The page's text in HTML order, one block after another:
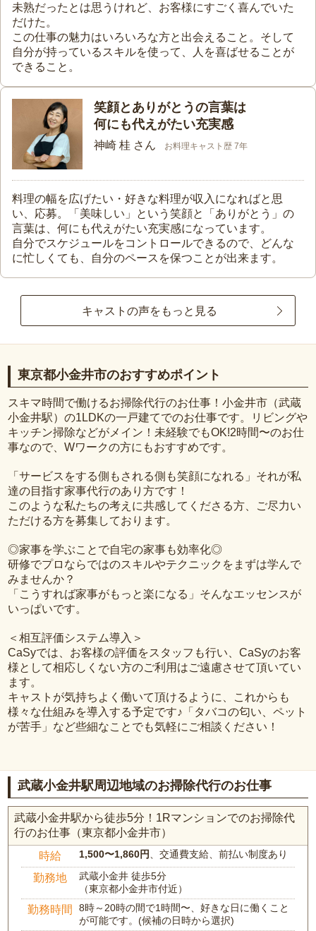
未熟だったとは思うけれど、お客様にすごく喜んでいた
だけた。
この仕事の魅力はいろいろな方と出会えること。そして
自分が持っているスキルを使って、人を喜ばせることが
できること。
笑顔とありがとうの言葉は
何にも代えがたい充実感
神崎 桂 さん お料理キャスト歴 7年
料理の幅を広げたい・好きな料理が収入になればと思
い、応募。「美味しい」という笑顔と「ありがとう」の
言葉は、何にも代えがたい充実感になっています。
自分でスケジュールをコントロールできるので、どんな
に忙しくても、自分のペースを保つことが出来ます。
キャストの声をもっと見る
東京都小金井市のおすすめポイント
スキマ時間で働けるお掃除代行のお仕事！小金井市（武蔵
小金井駅）の1LDKの一戸建てでのお仕事です。リビングや
キッチン掃除などがメイン！未経験でもOK!2時間〜のお仕
事なので、Wワークの方にもおすすめです。
「サービスをする側もされる側も笑顔になれる」それが私
達の目指す家事代行のあり方です！
このような私たちの考えに共感してくださる方、ご尽力い
ただける方を募集しております。
◎家事を学ぶことで自宅の家事も効率化◎
研修でプロならではのスキルやテクニックをまずは学んで
みませんか？
「こうすれば家事がもっと楽になる」そんなエッセンスが
いっぱいです。
＜相互評価システム導入＞
CaSyでは、お客様の評価をスタッフも行い、CaSyのお客
様として相応しくない方のご利用はご遠慮させて頂いてい
ます。
キャストが気持ちよく働いて頂けるように、これからも
様々な仕組みを導入する予定です♪「タバコの匂い、ペット
が苦手」など些細なことでも気軽にご相談ください！
武蔵小金井駅周辺地域のお掃除代行のお仕事
武蔵小金井駅から徒歩5分！1Rマンションでのお掃除代
行のお仕事（東京都小金井市）
時給 1,500〜1,860円、交通費支給、前払い制度あり
勤務地
武蔵小金井 徒歩5分
（東京都小金井市付近）
勤務時間
8時～20時の間で1時間〜、好きな日に働くこと
が可能です。(候補の日時から選択)